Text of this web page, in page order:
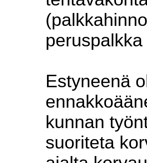
peruspalkka
Estyneenä
kunnan
suoriteta